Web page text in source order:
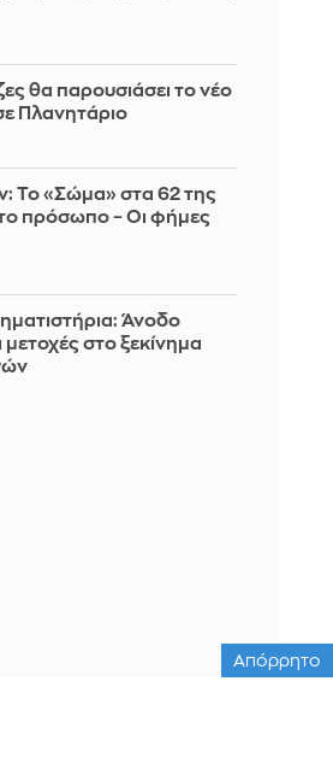
θα παρουσιάσει το νέο
Πλανητάριο
Το «Σώμα» στα 62 της
πρόσωπο – Οι φήμες
Άνοδο
στο ξεκίνημα
Απόρρητο